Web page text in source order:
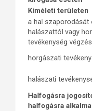
Kíméleti területen
a hal
halászattól vagy
tevékenység
horgászati
halászati
Halfogásra
halfogásra